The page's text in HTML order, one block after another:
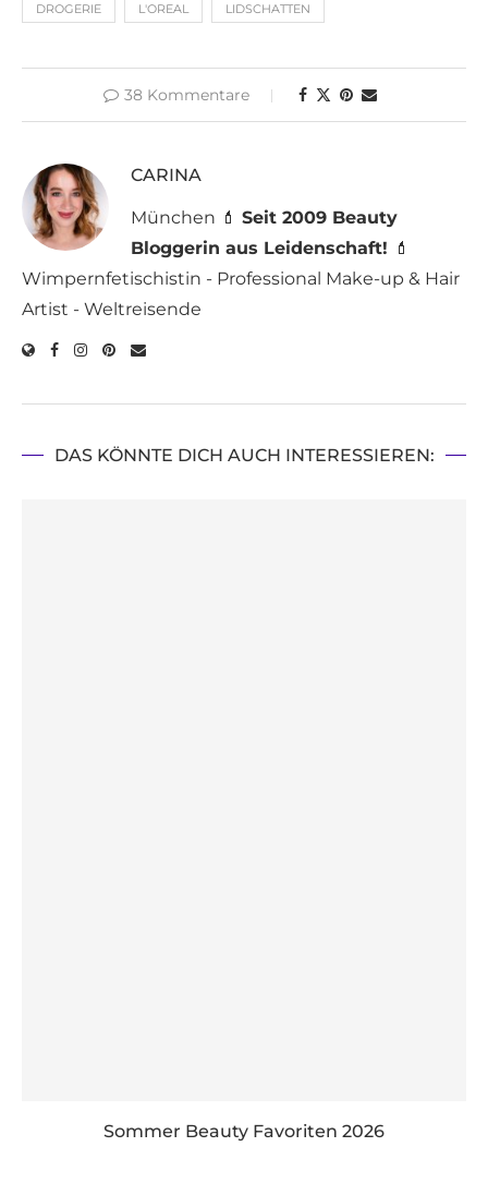
DROGERIE L'OREAL LIDSCHATTEN
38 Kommentare
CARINA
München 💄 Seit 2009 Beauty
Bloggerin aus Leidenschaft! 💄
Wimpernfetischistin - Professional Make-up & Hair
Artist - Weltreisende
DAS KÖNNTE DICH AUCH INTERESSIEREN:
Sommer Beauty Favoriten 2026